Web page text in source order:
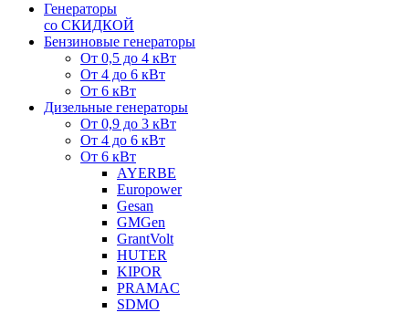
Генераторы
со СКИДКОЙ
Бензиновые генераторы
От 0,5 до 4 кВт
От 4 до 6 кВт
От 6 кВт
Дизельные генераторы
От 0,9 до 3 кВт
От 4 до 6 кВт
От 6 кВт
AYERBE
Europower
Gesan
GMGen
GrantVolt
HUTER
KIPOR
PRAMAC
SDMO